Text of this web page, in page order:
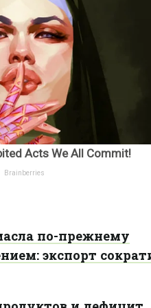
по-прежнему
экспорт